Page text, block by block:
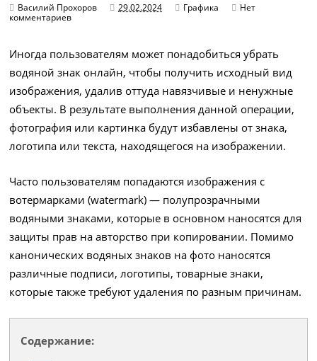
Василий Прохоров 29.02.2024 Графика
Нет
комментариев
Иногда пользователям может понадобиться убрать
водяной знак онлайн, чтобы получить исходный вид
изображения, удалив оттуда навязчивые и ненужные
объекты. В результате выполнения данной операции,
фотография или картинка будут избавлены от знака,
логотипа или текста, находящегося на изображении.
Часто пользователям попадаются изображения с
вотермарками (watermark) — полупрозрачными
водяными знаками, которые в основном наносятся для
защиты прав на авторство при копировании. Помимо
канонических водяных знаков на фото наносятся
различные подписи, логотипы, товарные знаки,
которые также требуют удаления по разным причинам.
Содержание: